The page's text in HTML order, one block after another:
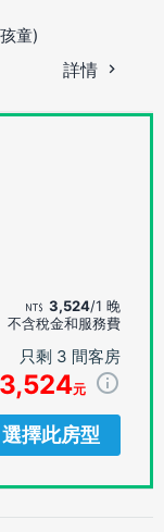
童)
詳情
3,524/1 晚
不含稅金和服務費
只剩 3 間客房
3,524元
選擇此房型